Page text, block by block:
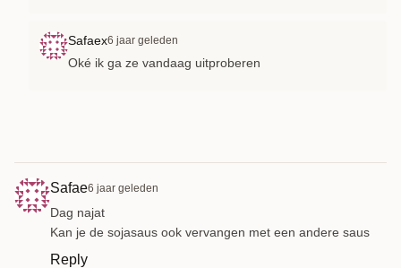
Safaex6 jaar geleden
Oké ik ga ze vandaag uitproberen
Safae6 jaar geleden
Dag najat
Kan je de sojasaus ook vervangen met een andere saus
Reply